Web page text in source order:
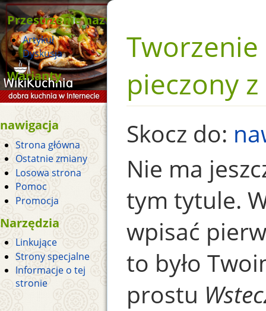
pieczony
Skocz do:
Nie ma
tym tytule.
wpisać
to było
prostu
Przestrzenie nazw
Artykuł
Dyskusja
Warianty
nawigacja
Strona główna
Ostatnie zmiany
Losowa strona
Pomoc
Promocja
Narzędzia
Linkujące
Strony specjalne
Informacje o tej
stronie